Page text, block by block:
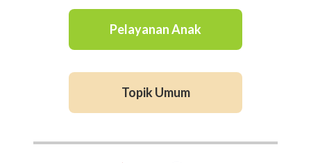
Pelayanan Anak
Topik Umum